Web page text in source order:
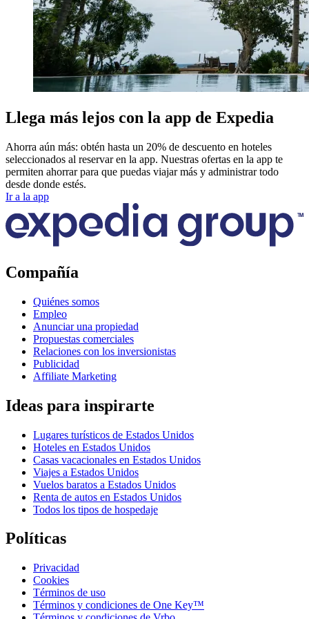
Llega más lejos con la app de Expedia
Ahorra aún más: obtén hasta un 20% de descuento en hoteles
seleccionados al reservar en la app. Nuestras ofertas en la app te
permiten ahorrar para que puedas viajar más y administrar todo
desde donde estés.
Ir a la app
Compañía
Quiénes somos
Empleo
Anunciar una propiedad
Propuestas comerciales
Relaciones con los inversionistas
Publicidad
Affiliate Marketing
Ideas para inspirarte
Lugares turísticos de Estados Unidos
Hoteles en Estados Unidos
Casas vacacionales en Estados Unidos
Viajes a Estados Unidos
Vuelos baratos a Estados Unidos
Renta de autos en Estados Unidos
Todos los tipos de hospedaje
Políticas
Privacidad
Cookies
Términos de uso
Términos y condiciones de One Key™